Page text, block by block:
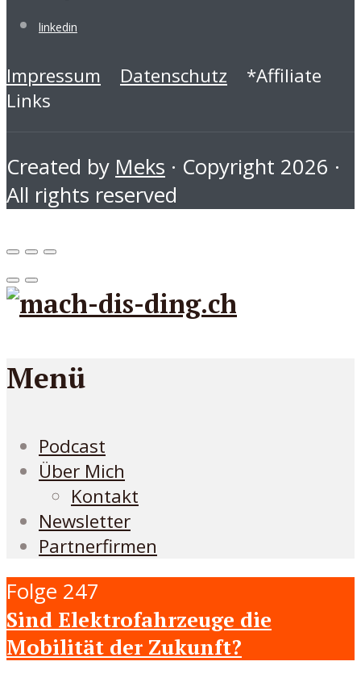
linkedin
Impressum Datenschutz *Affiliate
Links
Created by Meks · Copyright 2026 ·
All rights reserved
Menü
Podcast
Über Mich
Kontakt
Newsletter
Partnerfirmen
Folge 247
Sind Elektrofahrzeuge die
Mobilität der Zukunft?